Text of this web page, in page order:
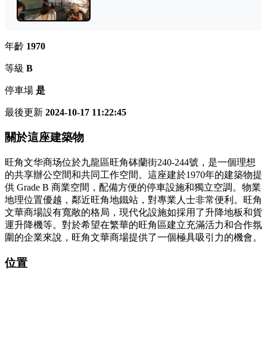
年齡 1970
等級 B
停車場 是
最後更新 2024-10-17 11:22:45
關於這座建築物
旺角文华商场位於九龍區旺角砵蘭街240-244號，是一個理想
的共享辦公空間和共同工作空間。這座建於1970年的建築物提
供 Grade B 商業空間，配備方便的停車設施和獨立空調。物業
地理位置優越，鄰近旺角地鐵站，對專業人士非常便利。旺角
文華商場設有寬敞的格局，現代化設施如採用了升降地板和貨
運升降機等。對於希望在繁華的旺角區建立充滿活力和合作氛
圍的企業來說，旺角文華商場提供了一個極具吸引力的機會。
位置